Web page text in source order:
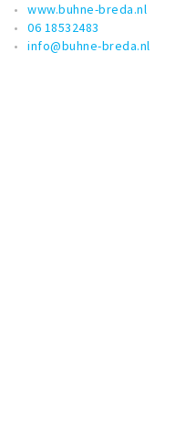
www.buhne-breda.nl
06 18532483
info@buhne-breda.nl